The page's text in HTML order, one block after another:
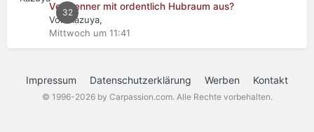
32
Verbrenner mit ordentlich Hubraum aus?
Von Kazuya,
Mittwoch um 11:41
Impressum Datenschutzerklärung Werben Kontakt
© 1996-2026 by Carpassion.com. Alle Rechte vorbehalten.